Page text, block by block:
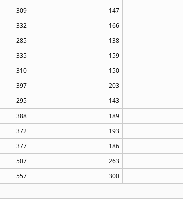
309 147
332 166
285 138
335 159
310 150
397 203
295 143
388 189
372 193
377 186
507 263
557 300